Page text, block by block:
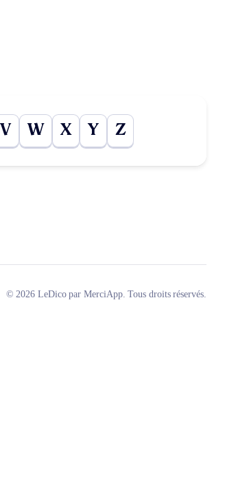
V W X Y Z
© 2026 LeDico par MerciApp. Tous droits réservés.